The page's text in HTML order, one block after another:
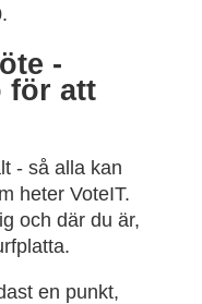
-
för att
- så alla kan
heter VoteIT.
och där du är,
en punkt,